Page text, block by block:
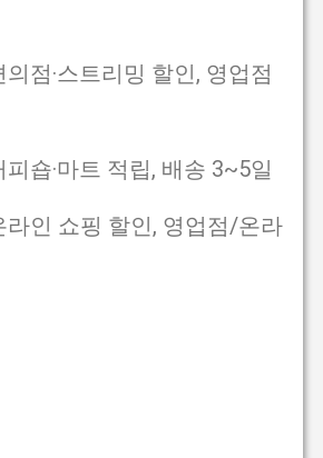
점·스트리밍 할인, 영업점
숍·마트 적립, 배송 3~5일
라인 쇼핑 할인, 영업점/온라